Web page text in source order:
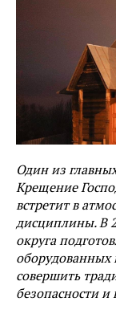
Один из
Крещение
встретит в
дисциплины. В
округа
оборудованных
совершить
безопасности